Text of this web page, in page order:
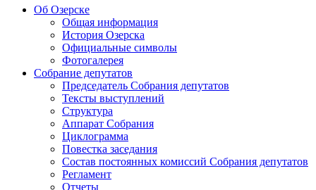
Об Озерске
Общая информация
История Озерска
Официальные символы
Фотогалерея
Собрание депутатов
Председатель Собрания депутатов
Тексты выступлений
Структура
Аппарат Собрания
Циклограмма
Повестка заседания
Состав постоянных комиссий Собрания депутатов
Регламент
Отчеты